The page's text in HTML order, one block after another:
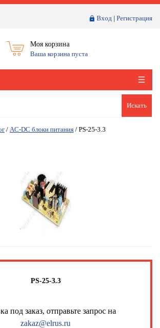
Вход | Регистрация
Моя корзина
Ваша корзина пуста
Искать
/ AC-DC блоки питания / PS-25-3.3
PS-25-3.3
под заказ, отправьте запрос на
zakaz@elrus.ru